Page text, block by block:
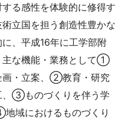
る感性を体験的に修得す
立国を担う創造性豊かな
、平成16年に工学部附
主な機能・業務として①
画・立案、②教育・研究
、③ものづくりを伴う学
域におけるものづくり